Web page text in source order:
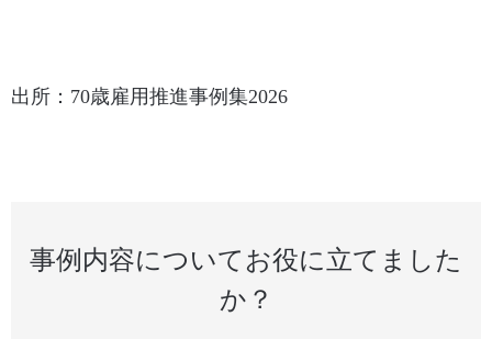
出所：70歳雇用推進事例集2026
事例内容についてお役に立てました
か？